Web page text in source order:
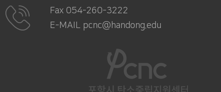
Fax 054-260-3222
E-MAIL pcnc@handong.edu